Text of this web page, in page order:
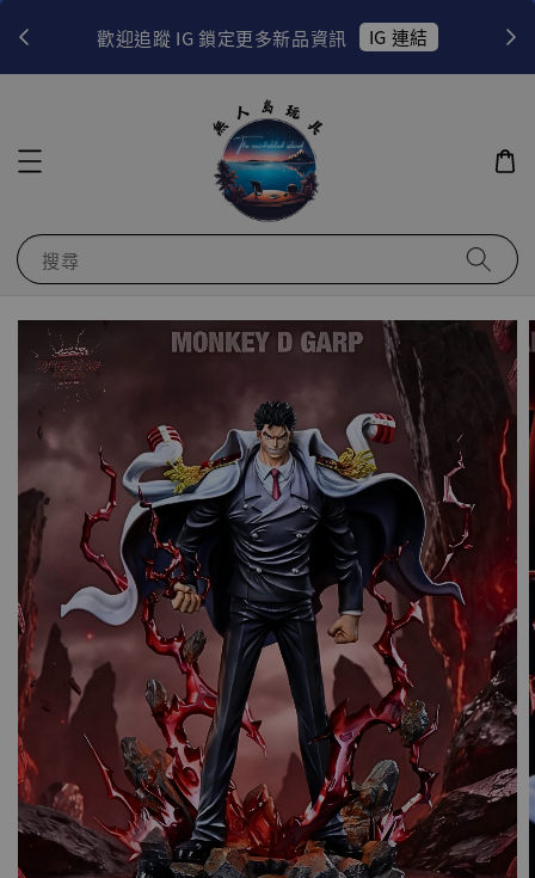
歡迎追蹤 IG 鎖定更多新品資訊 IG 連結
搜尋